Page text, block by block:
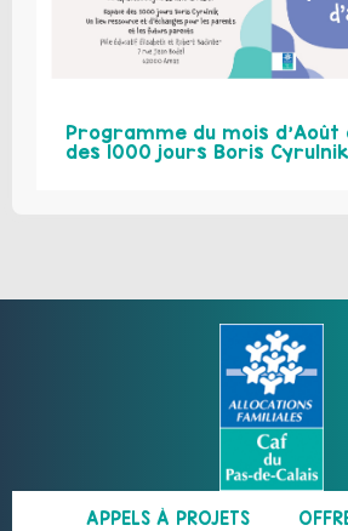
Programme du mois d’Août
des 1000 jours Boris Cyrulnik
APPELS À PROJETS